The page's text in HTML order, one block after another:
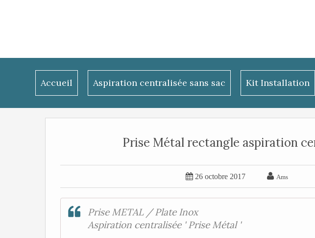
Accueil Aspiration centralisée sans sac Kit Installation
Prise Métal rectangle aspiration
 26 octobre 2017  Ams
Prise METAL / Plate Inox
Aspiration centralisée ' Prise Métal '